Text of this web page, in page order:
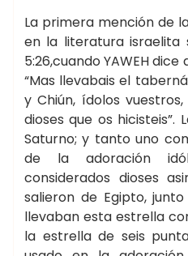
La primera mención de
en la literatura israelita
5:26,cuando YAWEH
“Mas llevabais el
y Chiún, ídolos
dioses que os hicisteis”.
Saturno; y tanto uno
de la adoración
considerados dioses
salieron de Egipto,
llevaban esta estrella
la estrella de seis